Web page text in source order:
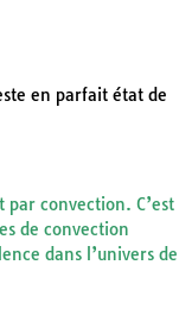
en parfait état de
convection. C’est
de convection
dans l’univers de